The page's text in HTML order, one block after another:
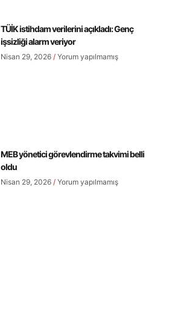
TÜİK istihdam verilerini açıkladı: Genç
işsizliği alarm veriyor
Nisan 29, 2026 Yorum yapılmamış
MEB yönetici görevlendirme takvimi belli
oldu
Nisan 29, 2026 Yorum yapılmamış